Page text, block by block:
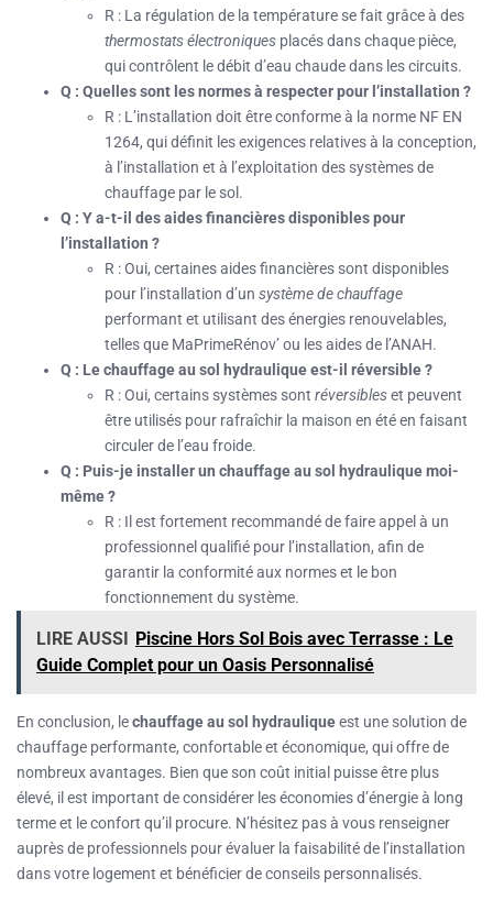
R : La régulation de la température se fait grâce à des
thermostats électroniques placés dans chaque pièce,
qui contrôlent le débit d’eau chaude dans les circuits.
Q : Quelles sont les normes à respecter pour l’installation ?
R : L’installation doit être conforme à la norme NF EN
1264, qui définit les exigences relatives à la conception,
à l’installation et à l’exploitation des systèmes de
chauffage par le sol.
Q : Y a-t-il des aides financières disponibles pour
l’installation ?
R : Oui, certaines aides financières sont disponibles
pour l’installation d’un système de chauffage
performant et utilisant des énergies renouvelables,
telles que MaPrimeRénov’ ou les aides de l’ANAH.
Q : Le chauffage au sol hydraulique est-il réversible ?
R : Oui, certains systèmes sont réversibleset peuvent
être utilisés pour rafraîchir la maison en été en faisant
circuler de l’eau froide.
Q : Puis-je installer un chauffage au sol hydraulique moi-
même ?
R : Il est fortement recommandé de faire appel à un
professionnel qualifié pour l’installation, afin de
garantir la conformité aux normes et le bon
fonctionnement du système.
LIRE AUSSI Piscine Hors Sol Bois avec Terrasse : Le
Guide Complet pour un Oasis Personnalisé
En conclusion, lechauffage au sol hydrauliqueest une solution de
chauffage performante, confortable et économique, qui offre de
nombreux avantages. Bien que son coût initial puisse être plus
élevé, il est important de considérer les économies d’énergie à long
terme et le confort qu’il procure. N’hésitez pas à vous renseigner
auprès de professionnels pour évaluer la faisabilité de l’installation
dans votre logement et bénéficier de conseils personnalisés.